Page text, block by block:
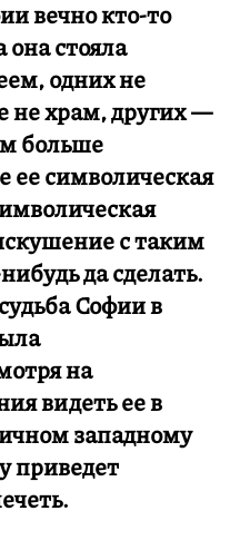
вечно кто-то
стояла
одних не
не храм, других —
больше
ее символическая
с таким
да сделать.
Софии в
на
видеть ее в
западному
приведет